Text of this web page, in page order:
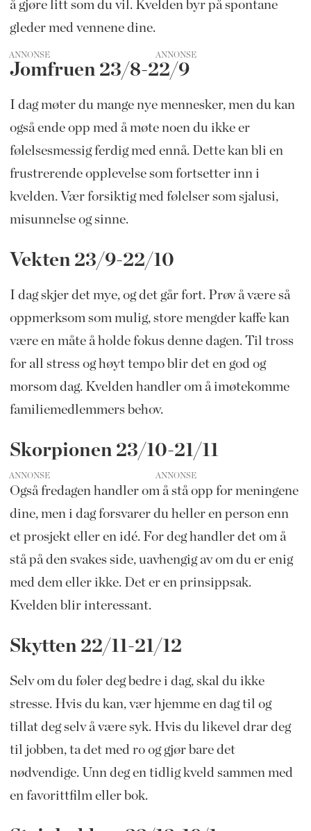
å gjøre litt som du vil. Kvelden byr på spontane
gleder med vennene dine.
ANNONSE
Jomfruen 23/8-22/9
I dag møter du mange nye mennesker, men du kan
også ende opp med å møte noen du ikke er
følelsesmessig ferdig med ennå. Dette kan bli en
frustrerende opplevelse som fortsetter inn i
kvelden. Vær forsiktig med følelser som sjalusi,
misunnelse og sinne.
Vekten 23/9-22/10
I dag skjer det mye, og det går fort. Prøv å være så
oppmerksom som mulig, store mengder kaffe kan
være en måte å holde fokus denne dagen. Til tross
for all stress og høyt tempo blir det en god og
morsom dag. Kvelden handler om å imøtekomme
familiemedlemmers behov.
Skorpionen 23/10-21/11
ANNONSE
Også fredagen handler om å stå opp for meningene
dine, men i dag forsvarer du heller en person enn
et prosjekt eller en idé. For deg handler det om å
stå på den svakes side, uavhengig av om du er enig
med dem eller ikke. Det er en prinsippsak.
Kvelden blir interessant.
Skytten 22/11-21/12
Selv om du føler deg bedre i dag, skal du ikke
stresse. Hvis du kan, vær hjemme en dag til og
tillat deg selv å være syk. Hvis du likevel drar deg
til jobben, ta det med ro og gjør bare det
nødvendige. Unn deg en tidlig kveld sammen med
en favorittfilm eller bok.